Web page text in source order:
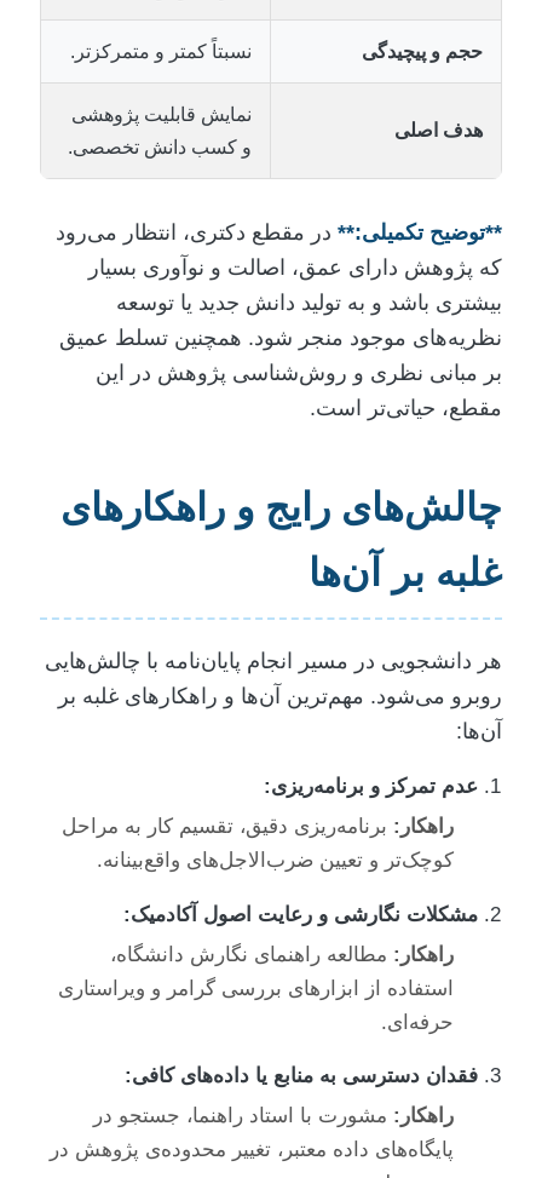
حجم و پیچیدگی نسبتاً کمتر و متمرکزتر.
هدف اصلی
نمایش قابلیت پژوهشی
و کسب دانش تخصصی.
**توضیح تکمیلی:** در مقطع دکتری، انتظار می‌رود
که پژوهش دارای عمق، اصالت و نوآوری بسیار
بیشتری باشد و به تولید دانش جدید یا توسعه
نظریه‌های موجود منجر شود. همچنین تسلط عمیق
بر مبانی نظری و روش‌شناسی پژوهش در این
مقطع، حیاتی‌تر است.
چالش‌های رایج و راهکارهای
غلبه بر آن‌ها
هر دانشجویی در مسیر انجام پایان‌نامه با چالش‌هایی
روبرو می‌شود. مهم‌ترین آن‌ها و راهکارهای غلبه بر
آن‌ها:
عدم تمرکز و برنامه‌ریزی:
راهکار: برنامه‌ریزی دقیق، تقسیم کار به مراحل
کوچک‌تر و تعیین ضرب‌الاجل‌های واقع‌بینانه.
مشکلات نگارشی و رعایت اصول آکادمیک:
راهکار: مطالعه راهنمای نگارش دانشگاه،
استفاده از ابزارهای بررسی گرامر و ویراستاری
حرفه‌ای.
فقدان دسترسی به منابع یا داده‌های کافی:
راهکار: مشورت با استاد راهنما، جستجو در
پایگاه‌های داده معتبر، تغییر محدوده‌ی پژوهش در